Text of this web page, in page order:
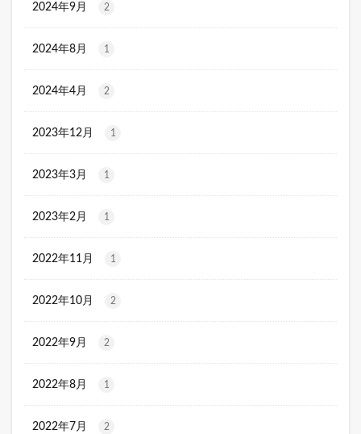
2024年9月 2
2024年8月 1
2024年4月 2
2023年12月 1
2023年3月 1
2023年2月 1
2022年11月 1
2022年10月 2
2022年9月 2
2022年8月 1
2022年7月 2